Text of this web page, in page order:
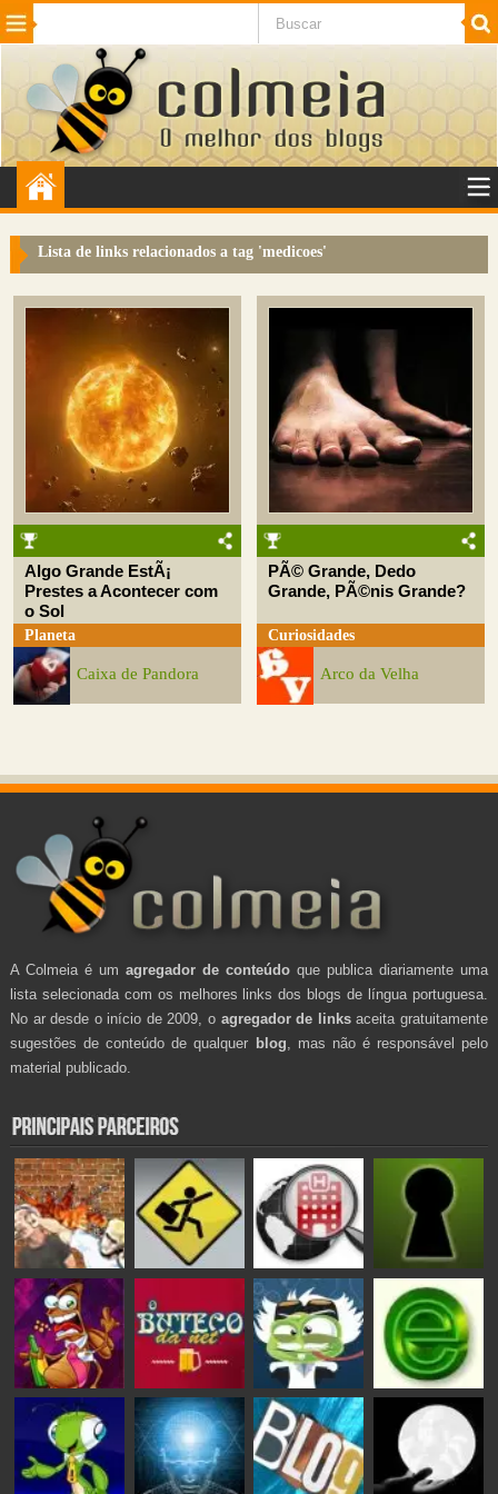
Beleza Cinema e TV
Internet Jogos NotÃ­cias SaÃºde
VeÃ­culos Adulto
Sugerir Link
Colmeia Exchange
Perguntas Frequentes
Lista de links relacionados a tag 'medicoes'
Algo Grande EstÃ¡
Prestes a Acontecer com
o Sol
Planeta
Caixa de Pandora
PÃ© Grande, Dedo
Grande, PÃ©nis Grande?
Curiosidades
Arco da Velha
A Colmeia é um agregador de conteúdo que publica diariamente uma
lista selecionada com os melhores links dos blogs de língua portuguesa.
No ar desde o início de 2009, o agregador de linksaceita gratuitamente
sugestões de conteúdo de qualquer blog , mas não é responsável pelo
material publicado.